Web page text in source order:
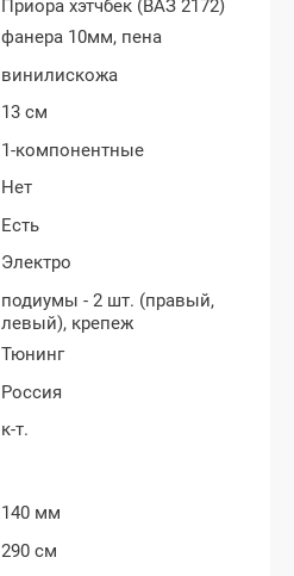
Приора хэтчбек (ВАЗ 2172)
фанера 10мм, пена
винилискожа
13 см
1-компонентные
Нет
Есть
Электро
подиумы - 2 шт. (правый,
левый), крепеж
Тюнинг
Россия
к-т.
140 мм
290 см